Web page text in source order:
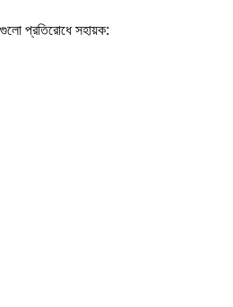
প্রতিরোধে সহায়ক: